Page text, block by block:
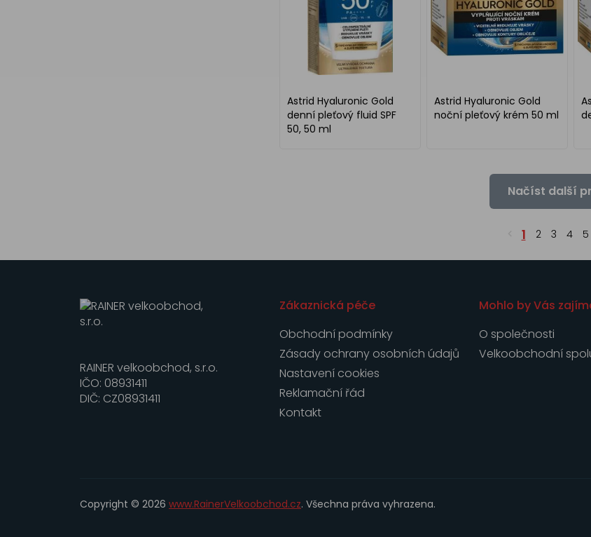
Astrid Hyaluronic Gold
denní pleťový fluid SPF
50, 50 ml
Astrid Hyaluronic Gold
noční pleťový krém 50 ml
Načíst další
1 2 3 4 5
RAINER velkoobchod, s.r.o.
IČO: 08931411
DIČ: CZ08931411
Zákaznická péče
Obchodní podmínky
Zásady ochrany osobních údajů
Nastavení cookies
Reklamační řád
Kontakt
Mohlo by Vás
O společnosti
Velkoobchodní
Copyright © 2026 www.RainerVelkoobchod.cz. Všechna práva vyhrazena.